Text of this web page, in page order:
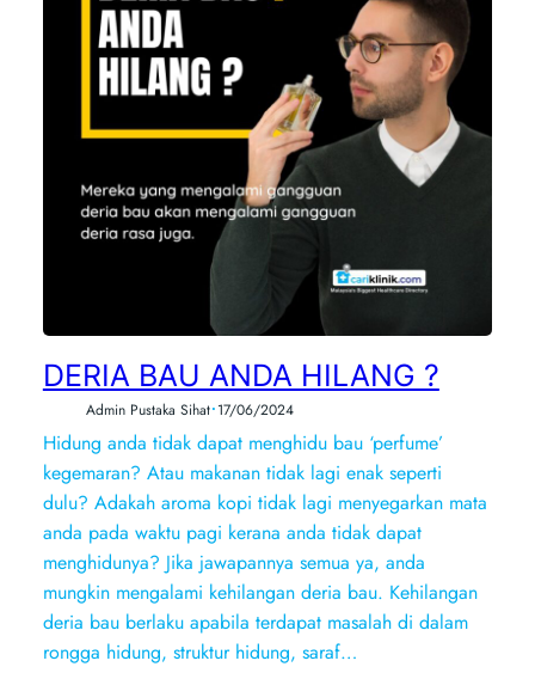
DERIA BAU ANDA HILANG ?
Admin Pustaka Sihat•17/06/2024
Hidung anda tidak dapat menghidu bau ‘perfume’
kegemaran? Atau makanan tidak lagi enak seperti
dulu? Adakah aroma kopi tidak lagi menyegarkan mata
anda pada waktu pagi kerana anda tidak dapat
menghidunya? Jika jawapannya semua ya, anda
mungkin mengalami kehilangan deria bau. Kehilangan
deria bau berlaku apabila terdapat masalah di dalam
rongga hidung, struktur hidung, saraf…